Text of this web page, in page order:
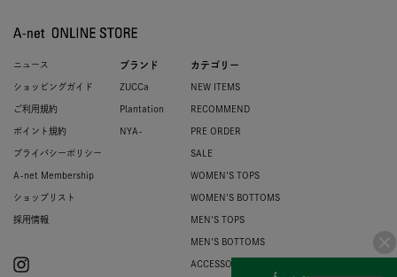
ニュース
ショッピングガイド
ご利用規約
ポイント規約
プライバシーポリシー
A-net Membership
ショップリスト
採用情報
ブランド
ZUCCa
Plantation
NYA-
カテゴリー
NEW ITEMS
RECOMMEND
PRE ORDER
SALE
WOMEN'S TOPS
WOMEN'S BOTTOMS
MEN'S TOPS
MEN'S BOTTOMS
ACCESSORIES